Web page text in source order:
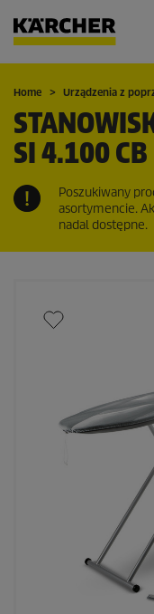
Koszyk
Lista życzeń
Home Urządzenia z
SI 4.100 CB
Poszukiwany
asortymencie.
nadal dostępne.